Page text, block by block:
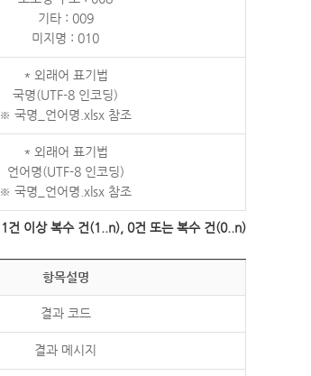
기타 : 009
미지명 : 010
* 외래어 표기법
국명(UTF-8 인코딩)
※ 국명_언어명.xlsx 참조
* 외래어 표기법
언어명(UTF-8 인코딩)
※ 국명_언어명.xlsx 참조
이상 복수 건(1..n), 0건 또는 복수 건(0..n)
항목설명
결과 코드
결과 메시지